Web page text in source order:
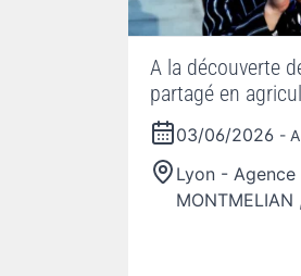
A la découverte
partagé en
JOURNEES
L'AGRICULTURE
03/06/2026 -
Lyon - Agence
MONTMELIAN ,